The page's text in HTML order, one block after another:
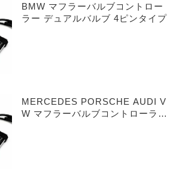
BMW マフラーバルブコントロー
ラー デュアルバルブ 4ピンタイプ
MERCEDES PORSCHE AUDI V
W マフラーバルブコントローラー